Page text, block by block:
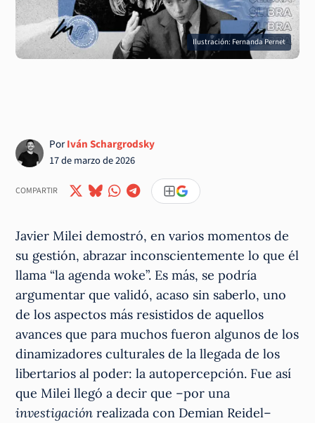
Ilustración: Fernanda Pernet
PorIván Schargrodsky
17 de marzo de 2026
COMPARTIR
Javier Milei demostró, en varios momentos de
su gestión, abrazar inconscientemente lo que él
llama “la agenda woke”. Es más, se podría
argumentar que validó, acaso sin saberlo, uno
de los aspectos más resistidos de aquellos
avances que para muchos fueron algunos de los
dinamizadores culturales de la llegada de los
libertarios al poder: la autopercepción. Fue así
que Milei llegó a decir que –por una
investigación realizada con Demian Reidel–